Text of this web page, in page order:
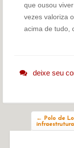
que ousou
vezes valoriza
acima de tudo,
deixe seu
←
Polo de